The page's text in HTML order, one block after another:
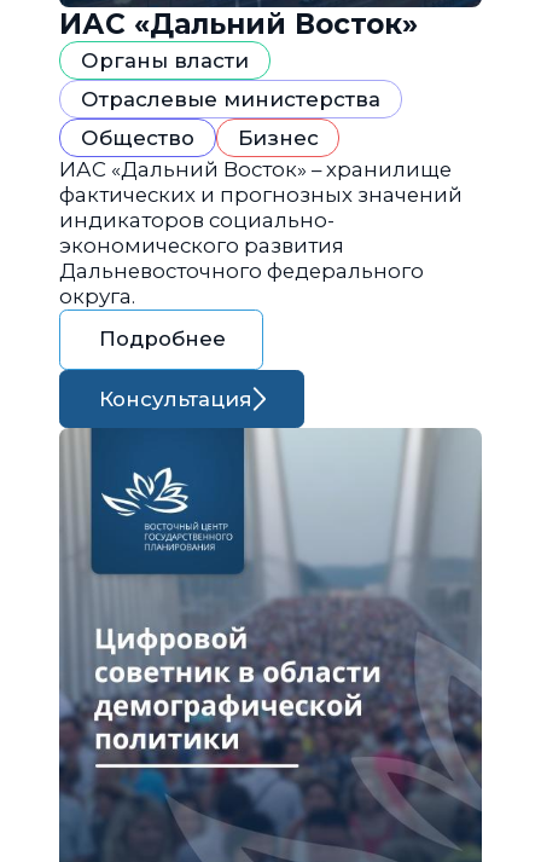
ИАС «Дальний Восток»
Органы власти
Отраслевые министерства
Общество
Бизнес
ИАС «Дальний Восток» – хранилище
фактических и прогнозных значений
индикаторов социально-
экономического развития
Дальневосточного федерального
округа.
Подробнее
Консультация